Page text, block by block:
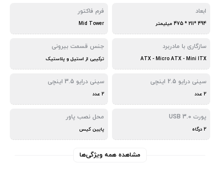
ابعاد
494 *211 * 475 میلیمتر
فرم فاکتور
Mid Tower
سازگاری با مادربرد
ATX - Micro ATX - Mini ITX
جنس قسمت بیرونی
ترکیبی از استیل و پلاستیک
سینی درایو 2.5 اینچی
2 عدد
سینی درایو 3.5 اینچی
2 عدد
پورت USB 3.0
2 درگاه
محل نصب پاور
پایین کیس
مشاهده همه ویژگی‌ها